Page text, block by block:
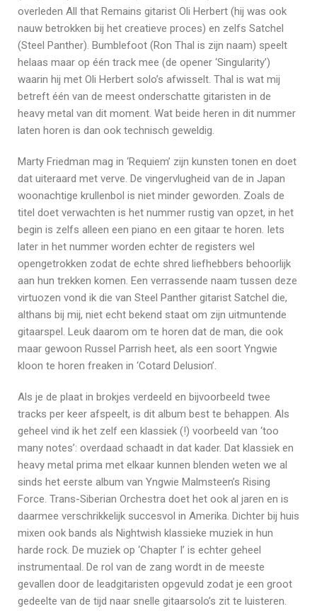
overleden All that Remains gitarist Oli Herbert (hij was ook
nauw betrokken bij het creatieve proces) en zelfs Satchel
(Steel Panther). Bumblefoot (Ron Thal is zijn naam) speelt
helaas maar op één track mee (de opener ‘Singularity’)
waarin hij met Oli Herbert solo’s afwisselt. Thal is wat mij
betreft één van de meest onderschatte gitaristen in de
heavy metal van dit moment. Wat beide heren in dit nummer
laten horen is dan ook technisch geweldig.
Marty Friedman mag in ‘Requiem’ zijn kunsten tonen en doet
dat uiteraard met verve. De vingervlugheid van de in Japan
woonachtige krullenbol is niet minder geworden. Zoals de
titel doet verwachten is het nummer rustig van opzet, in het
begin is zelfs alleen een piano en een gitaar te horen. Iets
later in het nummer worden echter de registers wel
opengetrokken zodat de echte shred liefhebbers behoorlijk
aan hun trekken komen. Een verrassende naam tussen deze
virtuozen vond ik die van Steel Panther gitarist Satchel die,
althans bij mij, niet echt bekend staat om zijn uitmuntende
gitaarspel. Leuk daarom om te horen dat de man, die ook
maar gewoon Russel Parrish heet, als een soort Yngwie
kloon te horen freaken in ‘Cotard Delusion’.
Als je de plaat in brokjes verdeeld en bijvoorbeeld twee
tracks per keer afspeelt, is dit album best te behappen. Als
geheel vind ik het zelf een klassiek (!) voorbeeld van ‘too
many notes’: overdaad schaadt in dat kader. Dat klassiek en
heavy metal prima met elkaar kunnen blenden weten we al
sinds het eerste album van Yngwie Malmsteen’s Rising
Force. Trans-Siberian Orchestra doet het ook al jaren en is
daarmee verschrikkelijk succesvol in Amerika. Dichter bij huis
mixen ook bands als Nightwish klassieke muziek in hun
harde rock. De muziek op ‘Chapter I’ is echter geheel
instrumentaal. De rol van de zang wordt in de meeste
gevallen door de leadgitaristen opgevuld zodat je een groot
gedeelte van de tijd naar snelle gitaarsolo’s zit te luisteren.